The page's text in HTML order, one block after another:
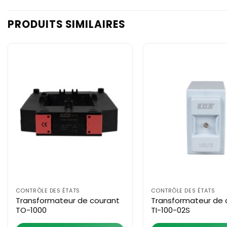
PRODUITS SIMILAIRES
CONTRÔLE DES ÉTATS
Transformateur de courant
TO-1000
CONTRÔLE DES ÉTATS
Transformateur de
TI-100-02S